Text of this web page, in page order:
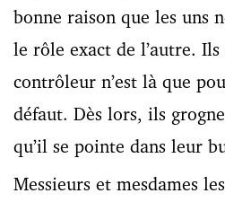
bonne raison que les uns
le rôle exact de l’autre. Ils
contrôleur n’est là que
défaut. Dès lors, ils
qu’il se pointe dans leur
Messieurs et mesdames